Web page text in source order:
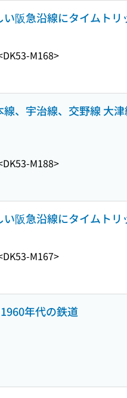
阪急沿線にタイムトリ
M168>
、宇治線、交野線 大
M188>
阪急沿線にタイムトリ
M167>
年代の鉄道